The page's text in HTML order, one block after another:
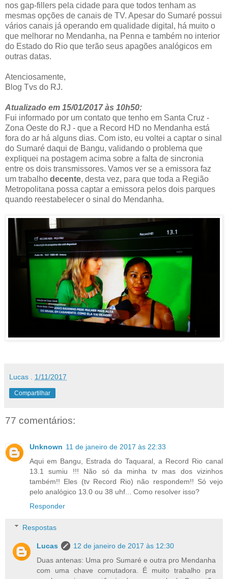
nos gap-fillers pela cidade para que todos tenham as
mesmas opções de canais de TV. Apesar do Sumaré possui
vários canais já operando em qualidade digital, há muito o
que melhorar no Mendanha, na Penna e também no interior
do Estado do Rio que terão seus apagões analógicos em
outras datas.
Atenciosamente,
Blog Tvs do RJ.
Atualizado em 15/01/2017 às 10h50:
Fui informado por um contato que tenho em Santa Cruz -
Zona Oeste do RJ - que a Record HD no Mendanha está
fora do ar há alguns dias. Com isto, eu voltei a captar o sinal
do Sumaré daqui de Bangu, validando o problema que
expliquei na postagem acima sobre a falta de sincronia
entre os dois transmissores. Vamos ver se a emissora faz
um trabalho decente, desta vez, para que toda a Região
Metropolitana possa captar a emissora pelos dois parques
quando reestabelecer o sinal do Mendanha.
Lucas 1/11/2017
Compartilhar
77 comentários:
Unknown 11 de janeiro de 2017 às 22:33
Aqui em Bangu, Estrada do Taquaral, a Record Rio canal
13.1 sumiu !!! Não só da minha tv mas dos vizinhos
também!! Eles (tv Record Rio) não respondem!! Só vejo
pelo analógico 13.0 ou 38 uhf... Como resolver isso?
Responder
Respostas
Lucas
12 de janeiro de 2017 às 12:30
Duas antenas: Uma pro Sumaré e outra pro Mendanha
com uma chave comutadora. É muito trabalho pra